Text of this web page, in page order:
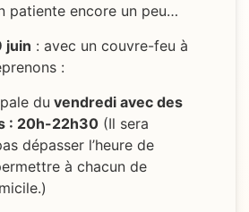
patiente encore un peu…
juin : avec un couvre-feu à
:
du vendredi avec des
: 20h-22h30 (Il sera
dépasser l’heure de
à chacun de